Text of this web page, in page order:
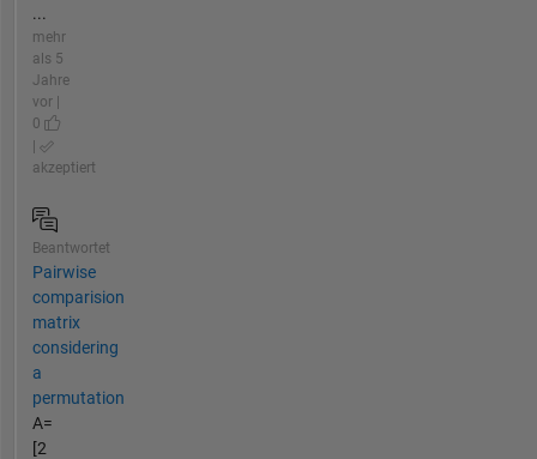
...
mehr
als 5
Jahre
vor |
0
|
akzeptiert
Beantwortet
Pairwise
comparision
matrix
considering
a
permutation
A=
[2